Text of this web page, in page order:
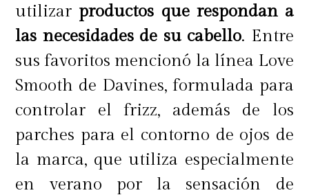
Paso 1:
Prepara y suaviza tu piel con The
POREfessional Matte Primer. Úsalo
como primer paso en tu rutina de
maquillaje para matificar y mejorar
la apariencia de la piel.
utilizar productos que respondan a
las necesidades de su cabello. Entre
sus favoritos mencionó la línea Love
Smooth de Davines, formulada para
controlar el frizz, además de los
parches para el contorno de ojos de
la marca, que utiliza especialmente
en verano por la sensación de